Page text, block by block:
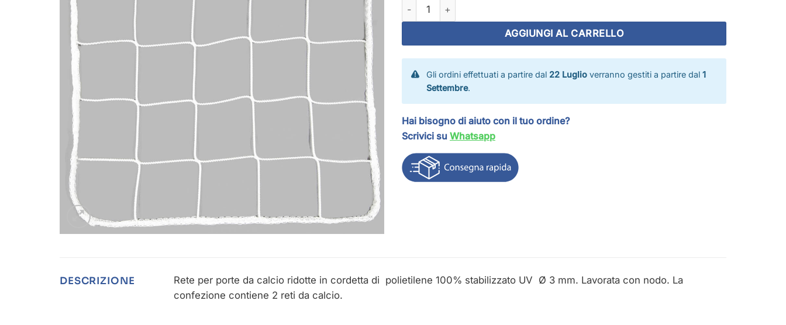
Rete per porte da calcio ridotte 630x230cm quantità
AGGIUNGI AL CARRELLO
Gli ordini effettuati a partire dal 22 Luglio verranno gestiti a partire dal1
Settembre.
Hai bisogno di aiuto con il tuo ordine?
Scrivici su Whatsapp
DESCRIZIONE
Rete per porte da calcio ridotte in cordetta di polietilene 100% stabilizzato UV Ø 3 mm. Lavorata con nodo. La
confezione contiene 2 reti da calcio.